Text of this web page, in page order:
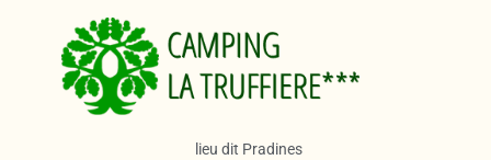
lieu dit Pradines